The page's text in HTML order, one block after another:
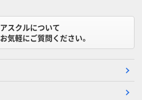
アスクルについて
お気軽にご質問ください。